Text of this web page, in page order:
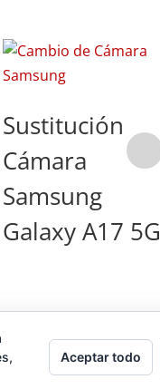
Sustitución
Cámara
Samsung
Galaxy A17 5G
cuenta
Aceptar todo